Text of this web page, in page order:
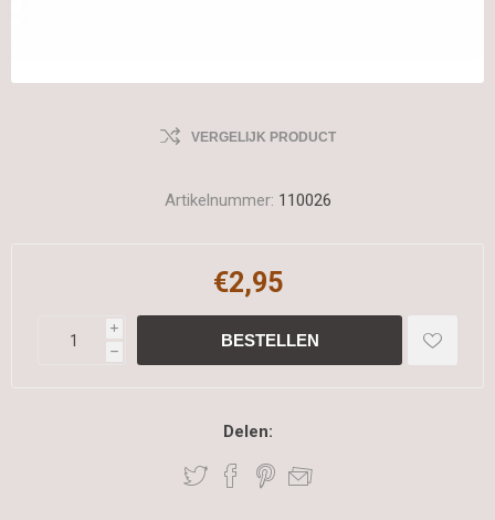
VERGELIJK PRODUCT
Artikelnummer: 110026
€2,95
i
h
Delen: